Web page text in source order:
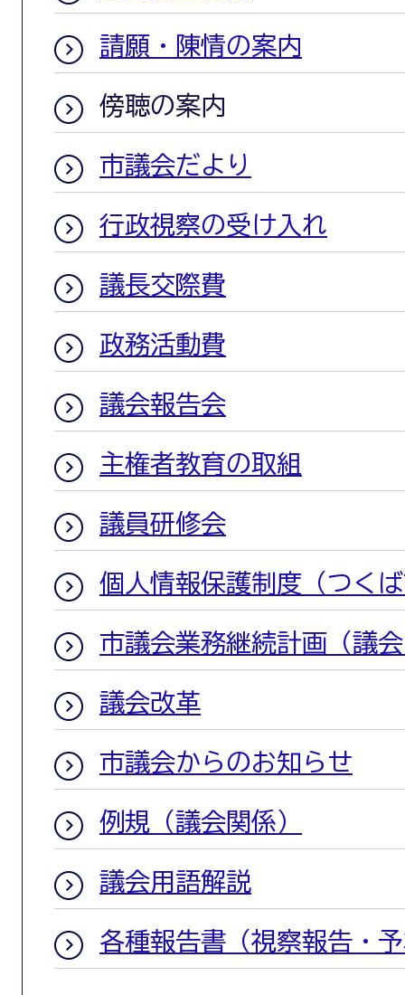
請願・陳情の案内
傍聴の案内
市議会だより
行政視察の受け入れ
議長交際費
政務活動費
議会報告会
主権者教育の取組
議員研修会
個人情報保護制度（つく
市議会業務継続計画（議会
議会改革
市議会からのお知らせ
例規（議会関係）
議会用語解説
各種報告書（視察報告・